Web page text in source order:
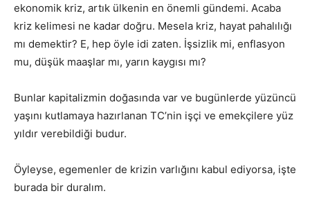
ekonomik kriz, artık ülkenin en önemli gündemi. Acaba
kriz kelimesi ne kadar doğru. Mesela kriz, hayat pahalılığı
mı demektir? E, hep öyle idi zaten. İşsizlik mi, enflasyon
mu, düşük maaşlar mı, yarın kaygısı mı?
Bunlar kapitalizmin doğasında var ve bugünlerde yüzüncü
yaşını kutlamaya hazırlanan TC’nin işçi ve emekçilere yüz
yıldır verebildiği budur.
Öyleyse, egemenler de krizin varlığını kabul ediyorsa, işte
burada bir duralım.